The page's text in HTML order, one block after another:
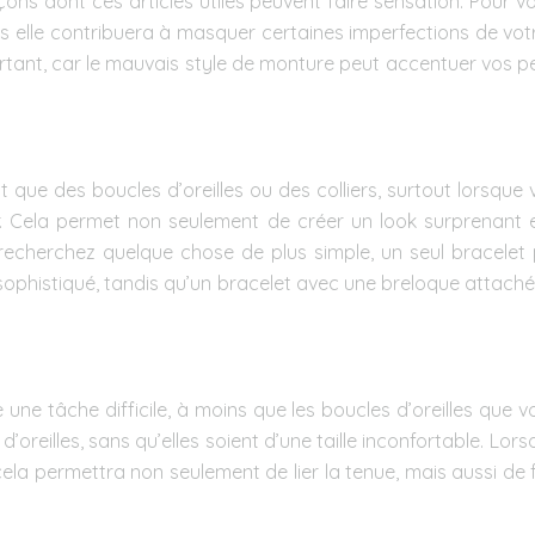
elle contribuera à masquer certaines imperfections de
car le mauvais style de monture peut accentuer vos
des boucles d’oreilles ou des colliers, surtout
Cela permet non seulement de créer un look
quelque chose de plus simple, un seul
tandis qu’un bracelet avec une breloque
tâche difficile, à moins que les boucles d’oreilles que
sans qu’elles soient d’une taille inconfortable.
permettra non seulement de lier la tenue, mais aussi